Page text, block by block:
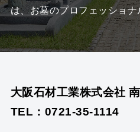
は、お墓のプロフェッショ
大阪石材工業株式会社
TEL：0721-35-1114